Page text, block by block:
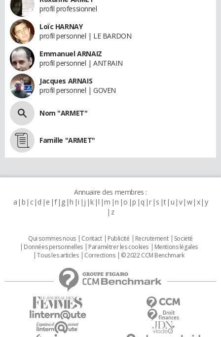
profil professionnel
Loïc HARNAY
profil personnel | LE BARDON
Emmanuel ARNAIZ
profil personnel | ANTRAIN
Jacques ARNAIS
profil personnel | GOVEN
Nom "ARMET"
Famille "ARMET"
Annuaire des membres :
a b c d e f g h i j k l m n o p q r s t u v w x y
z
Qui sommes nous Contact Publicité Recrutement
Societé
Données personnelles
Paramétrer les cookies
Mentions légales
Tous les articles
Corrections © 2022 CCM Benchmark